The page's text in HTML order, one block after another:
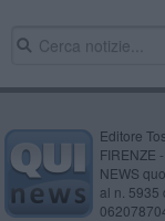
Editore
FIRENZE
NEWS
al n. 5935